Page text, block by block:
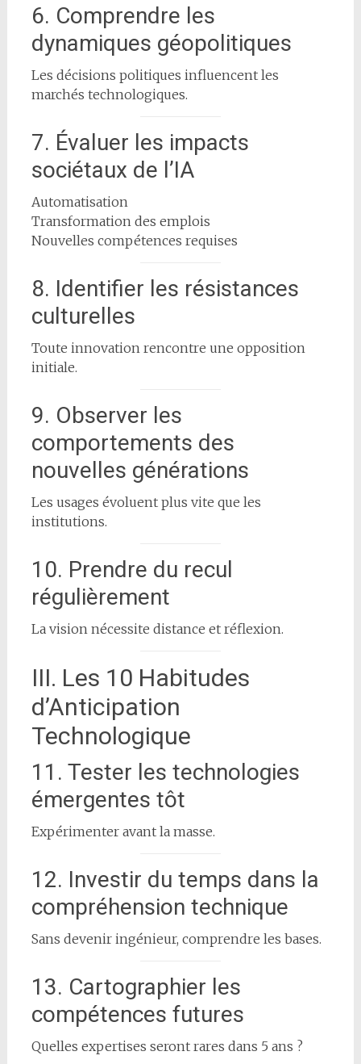
6. Comprendre les
dynamiques géopolitiques
Les décisions politiques influencent les
marchés technologiques.
7. Évaluer les impacts
sociétaux de l’IA
Automatisation
Transformation des emplois
Nouvelles compétences requises
8. Identifier les résistances
culturelles
Toute innovation rencontre une opposition
initiale.
9. Observer les
comportements des
nouvelles générations
Les usages évoluent plus vite que les
institutions.
10. Prendre du recul
régulièrement
La vision nécessite distance et réflexion.
III. Les 10 Habitudes
d’Anticipation
Technologique
11. Tester les technologies
émergentes tôt
Expérimenter avant la masse.
12. Investir du temps dans la
compréhension technique
Sans devenir ingénieur, comprendre les bases.
13. Cartographier les
compétences futures
Quelles expertises seront rares dans 5 ans ?